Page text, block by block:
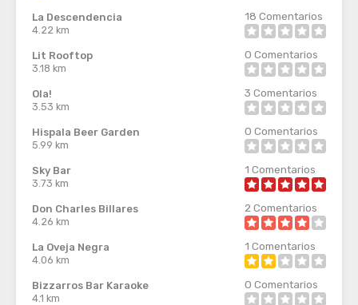
La Descendencia
4.22 km
18 Comentarios
Lit Rooftop
3.18 km
0 Comentarios
Ola!
3.53 km
3 Comentarios
Hispala Beer Garden
5.99 km
0 Comentarios
Sky Bar
3.73 km
1 Comentarios
Don Charles Billares
4.26 km
2 Comentarios
La Oveja Negra
4.06 km
1 Comentarios
Bizzarros Bar Karaoke
4.1 km
0 Comentarios